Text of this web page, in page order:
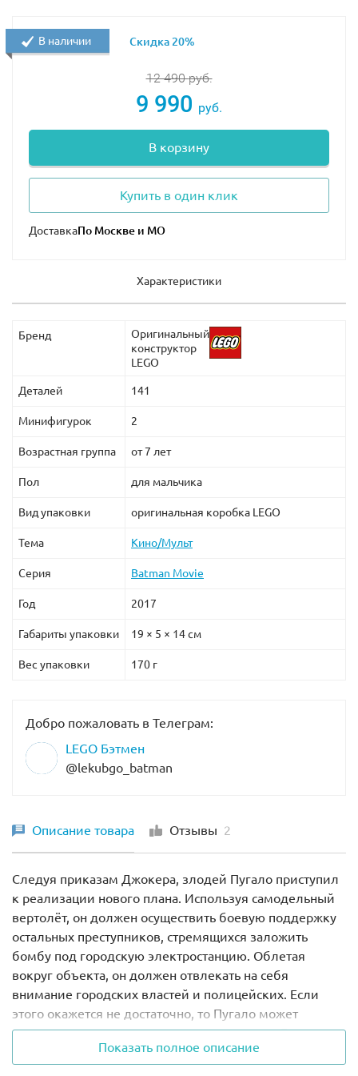
12 490руб.
9 990 руб.
В корзину
Купить в один клик
Доставка
В наличии Скидка 20%
Характеристики
Бренд
Оригинальный
конструктор
LEGO
Деталей 141
Минифигурок 2
Возрастная группа от 7 лет
Пол для мальчика
Вид упаковки оригинальная коробка LEGO
Тема Кино/Мульт
Серия Batman Movie
Год 2017
Габариты упаковки 19 × 5 × 14 см
Вес упаковки 170 г
Добро пожаловать в Телеграм:
LEGO Бэтмен
@lekubgo_batman
Описание товара Отзывы 2
Следуя приказам Джокера, злодей Пугало приступил
к реализации нового плана. Используя самодельный
вертолёт, он должен осуществить боевую поддержку
остальных преступников, стремящихся заложить
бомбу под городскую электростанцию. Облетая
вокруг объекта, он должен отвлекать на себя
внимание городских властей и полицейских. Если
этого окажется не достаточно, то Пугало может
воспользоваться своим главным оружием – Газом
Страха. Скинув контейнеры с газом вниз, он заставит
Показать полное описание